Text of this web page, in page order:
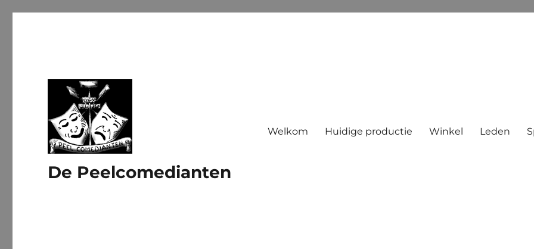
De Peelcomedianten
Welkom Huidige productie Winkel Leden